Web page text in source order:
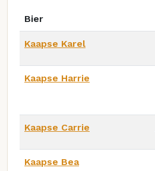
Bier
Kaapse Karel
Kaapse Harrie
Kaapse Carrie
Kaapse Bea